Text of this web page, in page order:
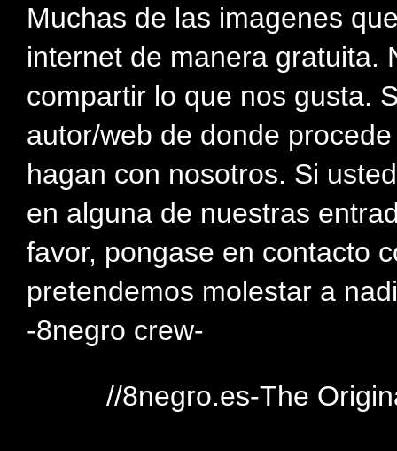
Muchas de las imagenes
internet de manera gratuita.
compartir lo que nos gusta.
autor/web de donde
hagan con nosotros. Si
en alguna de nuestras
favor, pongase en contacto
pretendemos molestar a
-8negro crew-
//8negro.es-The